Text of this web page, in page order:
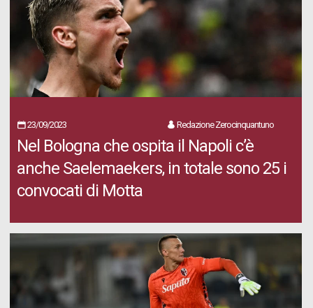
23/09/2023 Redazione Zerocinquantuno
Nel Bologna che ospita il Napoli c’è
anche Saelemaekers, in totale sono 25 i
convocati di Motta